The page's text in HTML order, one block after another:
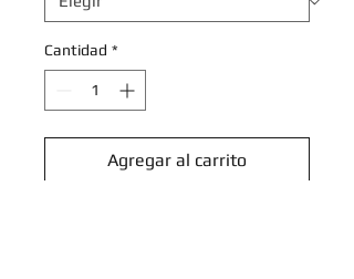
Cantidad *
Agregar al carrito